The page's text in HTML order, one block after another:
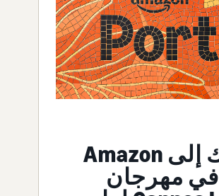
دليلك إلى Amazon
Ads في مهرجان